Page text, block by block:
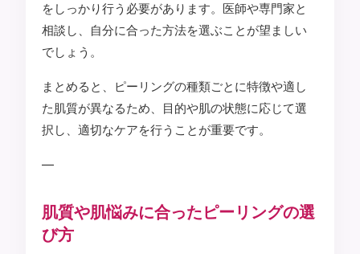
をしっかり行う必要があります。医師や専門家と
相談し、自分に合った方法を選ぶことが望ましい
でしょう。
まとめると、ピーリングの種類ごとに特徴や適し
た肌質が異なるため、目的や肌の状態に応じて選
択し、適切なケアを行うことが重要です。
—
肌質や肌悩みに合ったピーリングの選
び方